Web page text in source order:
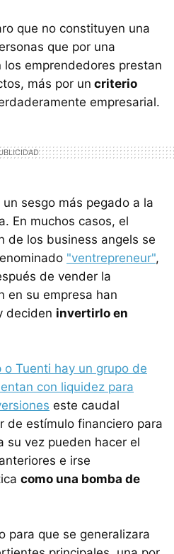
que no constituyen una
que por una
emprendedores prestan
más por un criterio
empresarial.
sesgo más pegado a la
En muchos casos, el
de los business angels se
"ventrepreneur",
de vender la
en su empresa han
deciden invertirlo en
o Tuenti hay un grupo de
con liquidez para
este caudal
de estímulo financiero para
su vez pueden hacer el
e irse
como una bomba de
para que se generalizara